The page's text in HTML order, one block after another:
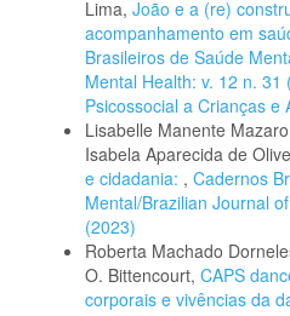
Lima, João e a (re)
acompanhamento em
Brasileiros de Saúde
Mental Health: v. 12 n. 31
Psicossocial a Crianças e
Lisabelle Manente
Isabela Aparecida de
e cidadania: , Cadernos
Mental/Brazilian Journal
(2023)
Roberta Machado
O. Bittencourt, CAPS
corporais e vivências da